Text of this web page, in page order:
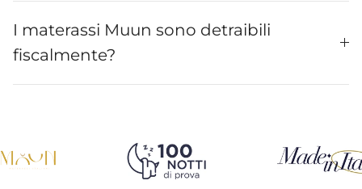
I materassi Muun sono detraibili
fiscalmente?